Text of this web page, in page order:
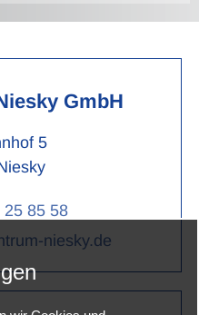
GmbH
5
25 85 58
niesky.de